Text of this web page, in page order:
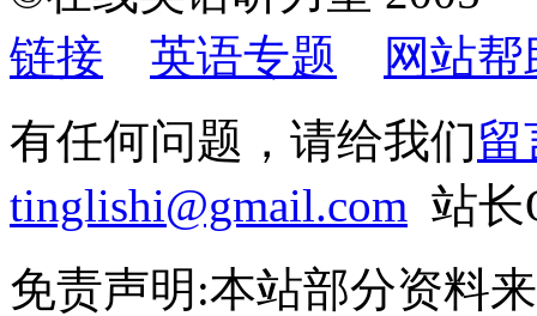
链接
英语专题
网站帮
有任何问题，请给我们留
tinglishi@gmail.com 站长
免责声明:本站部分资料